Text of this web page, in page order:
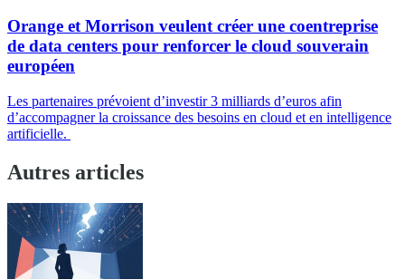
Orange et Morrison veulent créer une coentreprise
de data centers pour renforcer le cloud souverain
européen
Les partenaires prévoient d’investir 3 milliards d’euros afin
d’accompagner la croissance des besoins en cloud et en intelligence
artificielle.
Autres articles